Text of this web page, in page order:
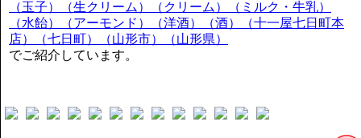
（玉子）（生クリーム）（クリーム）（ミルク・牛乳）
（水飴）（アーモンド）（洋酒）（酒）（十一屋七日町本
店）（七日町）（山形市）（山形県）
でご紹介しています。